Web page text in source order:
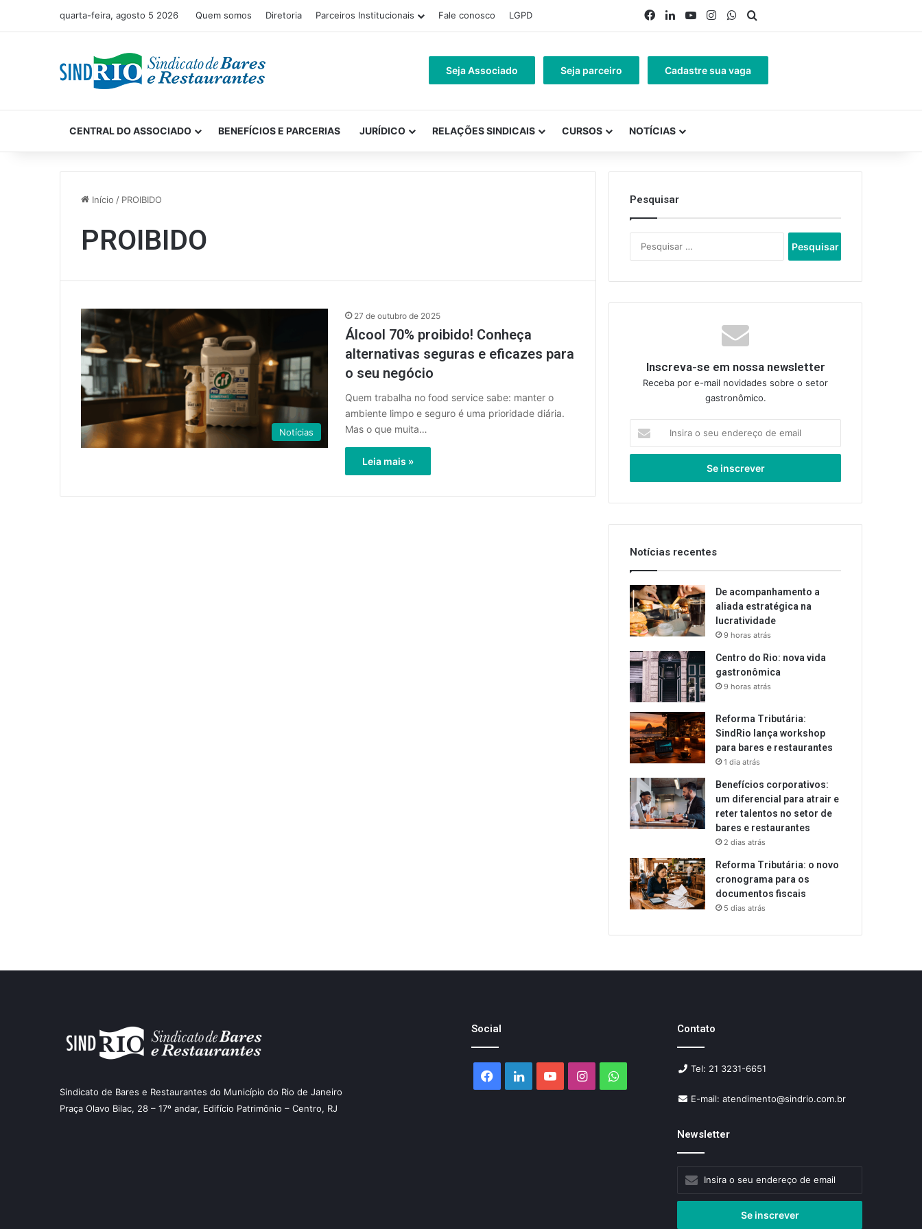
quarta-feira, agosto 5 2026 Quem somos Diretoria Parceiros Institucionais Fale conosco LGPD Facebook
LinkedinYouTubeInstagram
WhatsApp
Seja Associado Seja parceiro Cadastre sua vaga
CENTRAL DO ASSOCIADO BENEFÍCIOS E PARCERIAS JURÍDICO RELAÇÕES SINDICAIS CURSOS NOTÍCIAS
Início / PROIBIDO
PROIBIDO
Notícias
27 de outubro de 2025
Álcool 70% proibido! Conheça
alternativas seguras e eficazes para
o seu negócio
Quem trabalha no food service sabe: manter o
ambiente limpo e seguro é uma prioridade diária.
Mas o que muita…
Leia mais »
Pesquisar
por:
Inscreva-se em nossa newsletter
Receba por e-mail novidades sobre o setor
gastronômico.
seu
de
Notícias recentes
De acompanhamento a
aliada estratégica na
lucratividade
9 horas atrás
Centro do Rio: nova vida
gastronômica
9 horas atrás
Reforma Tributária:
SindRio lança workshop
para bares e restaurantes
1 dia atrás
Benefícios corporativos:
um diferencial para atrair e
reter talentos no setor de
bares e restaurantes
2 dias atrás
Reforma Tributária: o novo
cronograma para os
documentos fiscais
5 dias atrás
Sindicato de Bares e Restaurantes do Município do Rio de Janeiro
Praça Olavo Bilac, 28 – 17º andar, Edifício Patrimônio – Centro, RJ
Social
Facebook
LinkedinYouTubeInstagramWhatsApp
Contato
Tel: 21 3231-6651
E-mail: atendimento@sindrio.com.br
Newsletter
seu